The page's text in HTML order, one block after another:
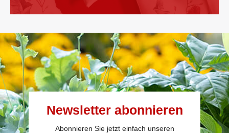
Newsletter abonnieren
Abonnieren Sie jetzt einfach unseren